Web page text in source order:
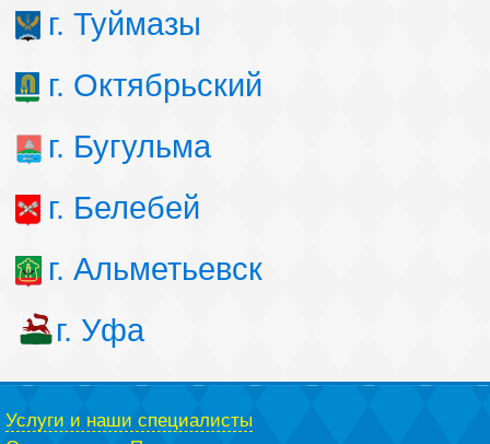
г. Туймазы
г. Октябрьский
г. Бугульма
г. Белебей
г. Альметьевск
г. Уфа
Услуги и наши специалисты